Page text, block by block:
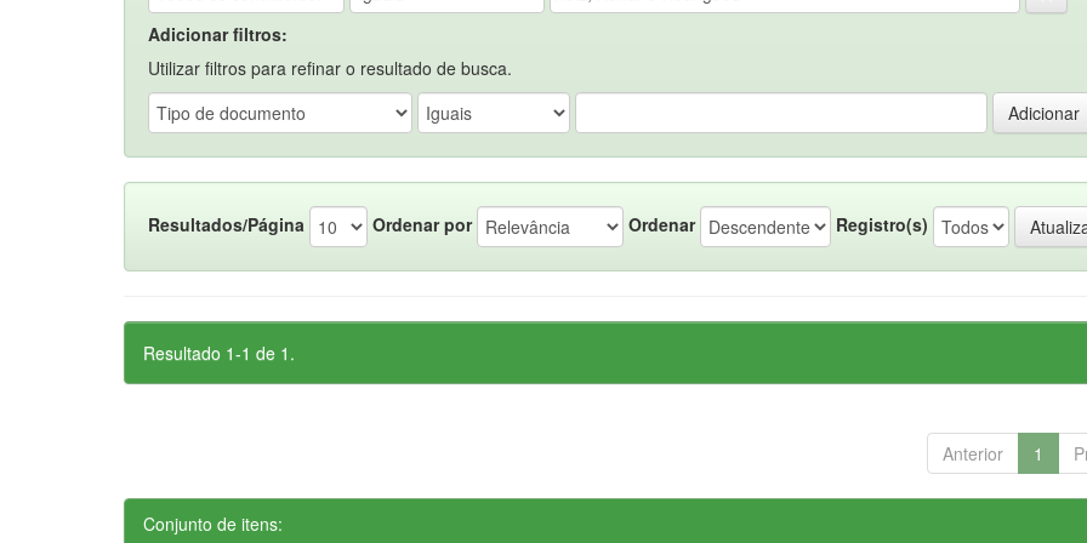
Adicionar filtros:
Utilizar filtros para refinar o resultado de busca.
Resultados/Página Ordenar por Ordenar Registro(s)
Resultado 1-1 de 1.
Anterior 1
Conjunto de itens: